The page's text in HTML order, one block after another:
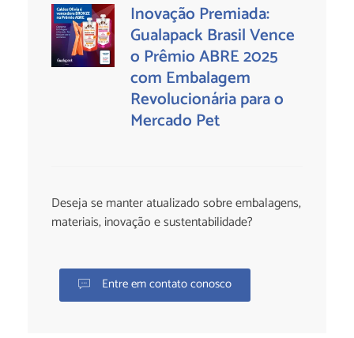
Inovação Premiada:
Gualapack Brasil Vence
o Prêmio ABRE 2025
com Embalagem
Revolucionária para o
Mercado Pet
Deseja se manter atualizado sobre embalagens,
materiais, inovação e sustentabilidade?
Entre em contato conosco